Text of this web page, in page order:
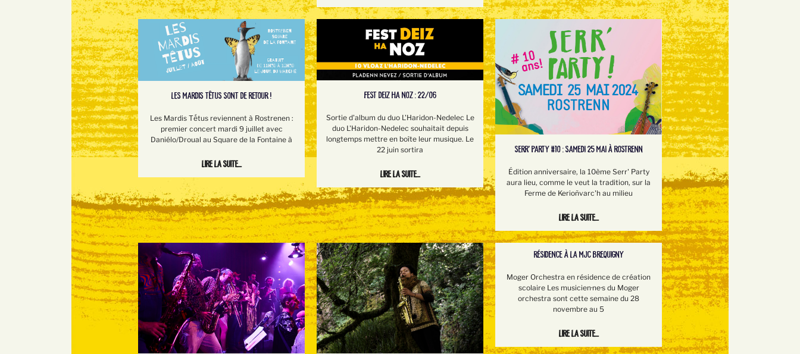
LES MARDIS TÊTUS SONT DE RETOUR !
Les Mardis Tếtus reviennent à Rostrenen :
premier concert mardi 9 juillet avec
Daniélo/Droual au Square de la Fontaine à
Lire la suite...
FEST DEIZ HA NOZ : 22/06
Sortie d'album du duo L'Haridon-Nedelec Le
duo L'Haridon-Nedelec souhaitait depuis
longtemps mettre en boîte leur musique. Le
22 juin sortira
Lire la suite...
SERR’ PARTY #10 : SAMEDI 25 MAI À ROSTRENN
Édition anniversaire, la 10ème Serr' Party
aura lieu, comme le veut la tradition, sur la
Ferme de Kerioñvarc'h au milieu
Lire la suite...
RÉSIDENCE À LA MJC BREQUIGNY
Moger Orchestra en résidence de création
scolaire Les musicien·ne·s du Moger
orchestra sont cette semaine du 28
novembre au 5
Lire la suite...